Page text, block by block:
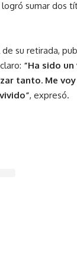
sumar dos
su retirada,
“Ha sido
tanto. Me
, expresó.